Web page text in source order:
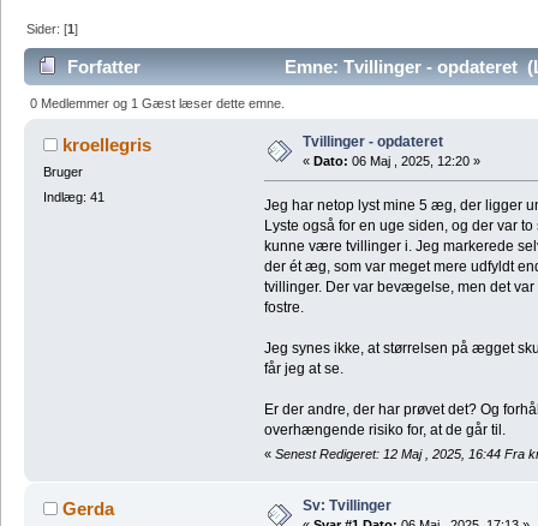
Sider: [1]
Forfatter Emne: Tvillinger - opdateret
0 Medlemmer og 1 Gæst læser dette emne.
kroellegris
Bruger
Indlæg: 41
Tvillinger - opdateret
« Dato: 06 Maj , 2025, 12:20 »
Jeg har netop lyst mine 5 æg, der ligger
Lyste også for en uge siden, og der var
kunne være tvillinger i. Jeg markerede
der ét æg, som var meget mere udfyldt
tvillinger. Der var bevægelse, men det
fostre.
Jeg synes ikke, at størrelsen på ægget
får jeg at se.
Er der andre, der har prøvet det? Og
overhængende risiko for, at de går til.
« Senest Redigeret: 12 Maj , 2025, 16:44 Fra
Gerda Sv: Tvillinger